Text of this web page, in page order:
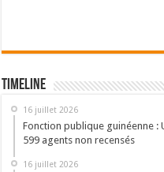
Timeline
16 juillet 2026
Fonction publique guinéenne :
599 agents non recensés
16 juillet 2026